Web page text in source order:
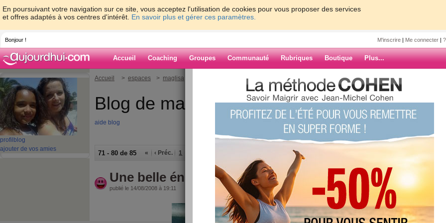
En poursuivant votre navigation sur ce site, vous acceptez l'utilisation de cookies pour vous proposer des services
et offres adaptés à vos centres d'intérêt. En savoir plus et gérer ces paramètres.
Bonjour ! M'inscrire | Me connecter |
Accueil Coaching Groupes Communauté Rubriques Boutique Plus...
profil blog
ajouter de vos amies
Accueil > espaces > maglisa
Blog de maglisa
aide blog
71 - 80 de 85 « ‹ Préc. 1 »
Une belle énergie en prime !!
publié le 14/08/2008 à 19:11
ARCHIVES